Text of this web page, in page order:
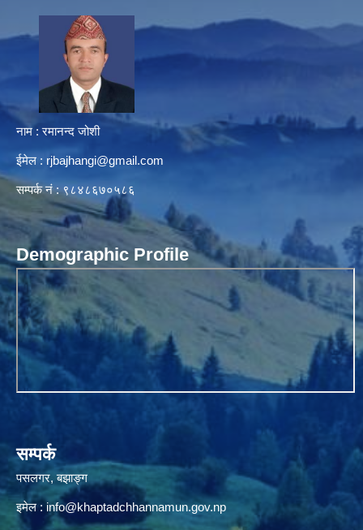
नाम : रमानन्द जोशी
ईमेल : rjbajhangi@gmail.com
सम्पर्क नं : ९८४८६७०५८६
Demographic Profile
सम्पर्क
पसलगर, बझाङ्ग
इमेल : info@khaptadchhannamun.gov.np